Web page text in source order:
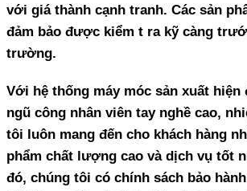
với giá thành cạnh tranh. Các sản
đảm bảo được kiểm t ra kỹ càng
trường.
Với hệ thống máy móc sản xuất
ngũ công nhân viên tay nghề cao,
tôi luôn mang đến cho khách hàng
phẩm chất lượng cao và dịch vụ tốt
đó, chúng tôi có chính sách bảo